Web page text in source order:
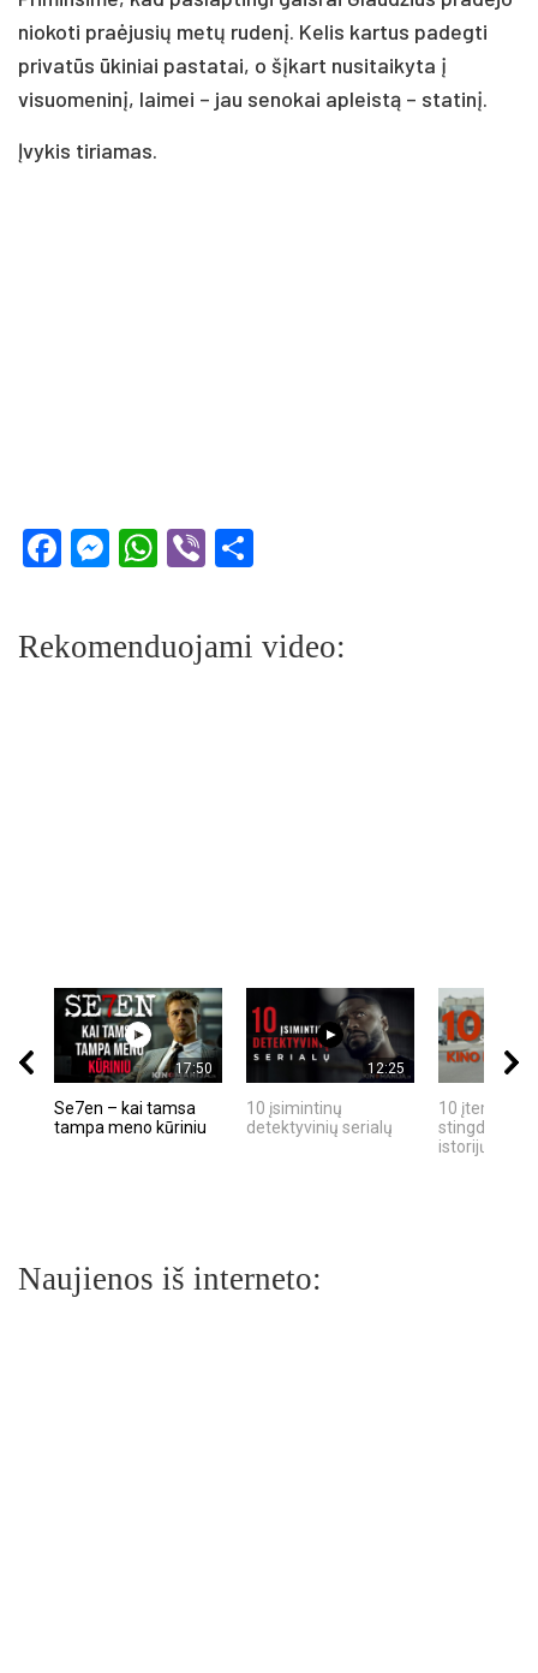
niokoti praėjusių metų rudenį. Kelis kartus padegti
privatūs ūkiniai pastatai, o šįkart nusitaikyta į
visuomeninį, laimei – jau senokai apleistą – statinį.
Įvykis tiriamas.
Facebook
Messenger
WhatsApp
Viber
Rekomenduojami video:
17:50
Se7en – kai tamsa
tampa meno kūriniu
12:25
10 įsimintinų
detektyvinių serialų
10 įtemptų,
stingdančių
istorijų
Naujienos iš interneto: